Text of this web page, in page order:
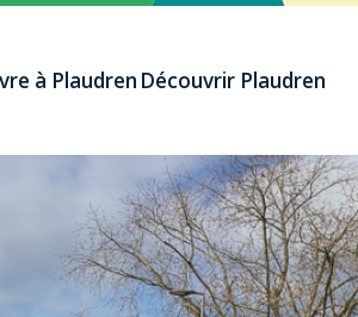
à Plaudren Découvrir Plaudren